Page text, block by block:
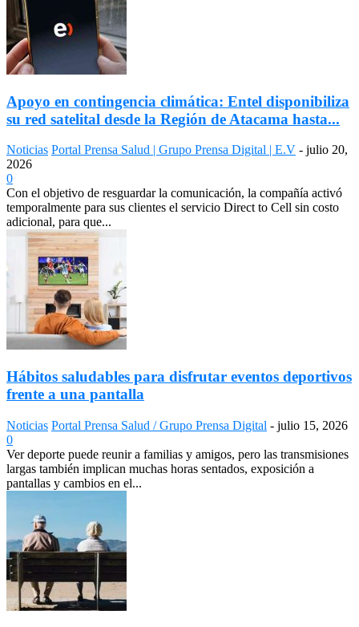
Apoyo en contingencia climática: Entel disponibiliza
su red satelital desde la Región de Atacama hasta...
Noticias Portal Prensa Salud | Grupo Prensa Digital | E.V - julio 20,
2026
0
Con el objetivo de resguardar la comunicación, la compañía activó
temporalmente para sus clientes el servicio Direct to Cell sin costo
adicional, para que...
Hábitos saludables para disfrutar eventos deportivos
frente a una pantalla
Noticias Portal Prensa Salud / Grupo Prensa Digital - julio 15, 2026
0
Ver deporte puede reunir a familias y amigos, pero las transmisiones
largas también implican muchas horas sentados, exposición a
pantallas y cambios en el...